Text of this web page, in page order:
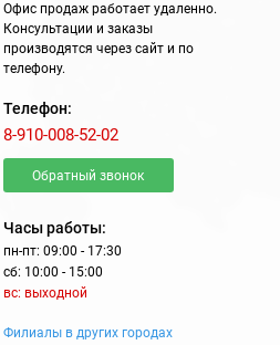
Офис продаж работает удаленно.
Консультации и заказы
производятся через сайт и по
телефону.
Телефон:
8-910-008-52-02
Обратный звонок
Часы работы:
пн-пт: 09:00 - 17:30
сб: 10:00 - 15:00
вс: выходной
Филиалы в других городах